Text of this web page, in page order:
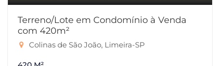
Terreno/Lote em Condomínio à Venda
com 420m²
Colinas de São João, Limeira-SP